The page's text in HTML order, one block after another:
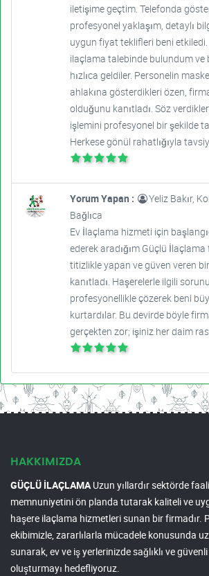
iletişime geçtim. Telefonda
profesyonel yaklaşım, detaylı
uygun fiyat teklifleri beni
ilaçlama talebinde bulundum ve
hızlıca geldiler. Personelin
ahlakına gösterdikleri özen,
olduğunu kanıtladı. Söz
işlemini profesyonel bir şekilde
Herkese gönül rahatlığıyla
Yorum Yapan : Yeliz Bakır,
Bağlıca
Ev İlaçlama hizmeti için
ederek aradığım Güçlü İlaçlama
titizlikle yapan ve güven veren
kanıtladı. Haşerelerle ilgili
profesyonellikle çözerek beni
kurtardılar. Bu devirde böyle
gerçekten zor; işiniz her daim
HAKKIMIZDA
GÜÇLÜ İLAÇLAMAUzun yıllardır sektörde
memnuniyetini ön planda tutarak kaliteli ve
haşere ilaçlama hizmetleri sunan bir firmadır.
ekibimizle, zararlılarla mücadele konusunda
sunarak, ev ve iş yerlerinizde sağlıklı ve
oluşturmayı hedefliyoruz.